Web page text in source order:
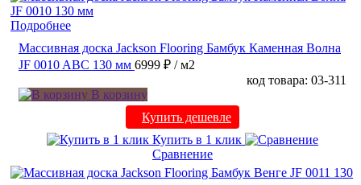
Подробнее
Массивная доска Jackson Flooring Бамбук Каменная Волна
JF 0010 ABC 130 мм 6999 ₽ / м2
код товара: 03-311
В корзину
Купить дешевле
Купить в 1 клик
Сравнение